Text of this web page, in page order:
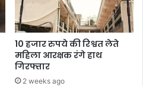
10 हजार रुपये की रिश्वत लेते
महिला आरक्षक रंगे हाथ
गिरफ्तार
2 weeks ago